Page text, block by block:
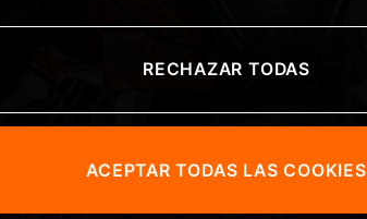
RECHAZAR TODAS
ACEPTAR TODAS LAS COOKIES